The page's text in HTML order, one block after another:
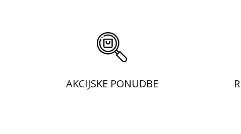
AKCIJSKE PONUDBE